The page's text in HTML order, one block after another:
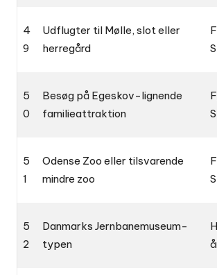
4
9
Udflugter til Mølle, slot eller
herregård
S
5
0
Besøg på Egeskov-lignende
familieattraktion
S
5
1
Odense Zoo eller tilsvarende
mindre zoo
S
5
2
Danmarks Jernbanemuseum-
typen